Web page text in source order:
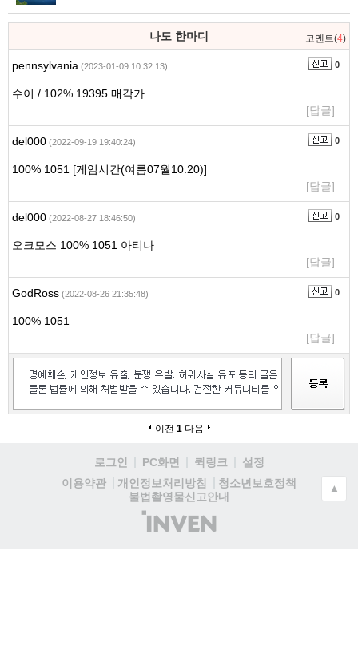
나도 한마디 코멘트(4)
pennsylvania (2023-01-09 10:32:13) 0
수이 / 102% 19395 매각가
[답글]
del000 (2022-09-19 19:40:24) 0
100% 1051 [게임시간(여름07월10:20)]
[답글]
del000 (2022-08-27 18:46:50) 0
오크모스 100% 1051 아티나
[답글]
GodRoss (2022-08-26 21:35:48) 0
100% 1051
[답글]
이전 1 다음
로그인 PC화면 퀵링크
설정
이용약관
개인정보처리방침
청소년보호정책
불법촬영물신고안내
(주)
인
▲